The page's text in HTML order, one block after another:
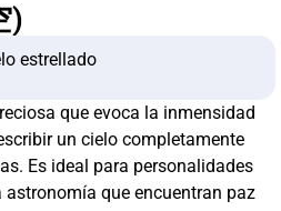
)
estrellado
que evoca la inmensidad
un cielo completamente
Es ideal para personalidades
que encuentran paz